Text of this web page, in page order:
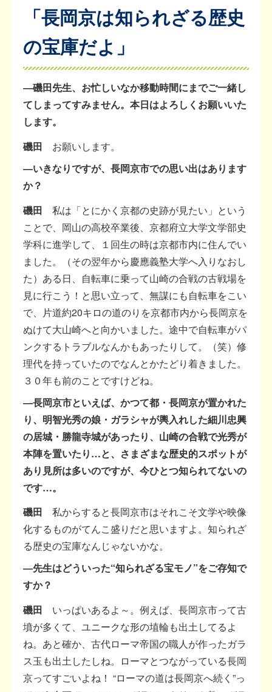
「長岡京は知られざる歴史
の宝庫だよ」
―磯田先生、お忙しいなか移動時間にまでご一緒し
てしまってすみません。本日はよろしくお願いいた
します。
磯田 お願いします。
―いきなりですが、長岡京市での思い出はあります
か？
磯田 私は「とにかく京都の史跡が見たい」という
ことで、岡山の高校卒業後、京都府立大学文学部史
学科に進学して、１回生の時は京都市内に住んでい
ました。（その翌年から慶應義塾大学へ入りなおし
た）ある日、自転車に乗って山崎の合戦の古戦場を
見に行こう！と思い立って、無謀にも自転車をこい
で、片道約20キロの道のりを京都市内から長岡京を
ぬけて大山崎へと向かいました。途中で自転車がパ
ンクするトラブルなんかもあったりして。（笑）修
理代を持っていたのでなんとかたどり着きました。
３０年も前のことですけどね。
―長岡京市といえば、かつて都・長岡京が置かれた
り、明智光秀の娘・ガラシャが輿入れした細川忠興
の居城・勝龍寺城があったり、山崎の合戦で光秀が
本陣を置いたり…と、さまざまな歴史的スポットが
あり見所は多いのですが、今ひとつ知られてないの
です…。
磯田 私からすると長岡京市はそれこそ文学や映像
化するものがてんこ盛りだと思いますよ。知られざ
る歴史の宝庫なんじゃないかな。
―先生はどういった“知られざる宝モノ”をご存知で
すか？
磯田 いっぱいあるよ～。例えば、長岡京市って古
墳が多くて、ユニークな形の埴輪も出土してるよ
ね。あと確か、古代ローマ帝国の職人が作ったガラ
ス玉も出土したしね。ローマとつながっている長岡
京ってすごいよね！ “ローマの道は長岡京へ続く”っ